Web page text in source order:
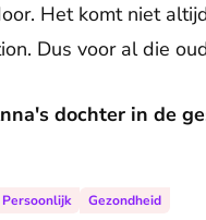
Het komt niet
Dus voor al die
dochter in de
Persoonlijk Gezondheid